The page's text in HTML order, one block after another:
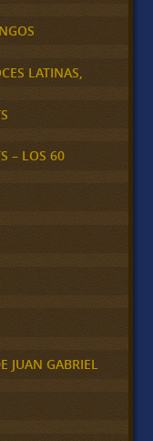
LATINAS,
– LOS 60
JUAN GABRIEL